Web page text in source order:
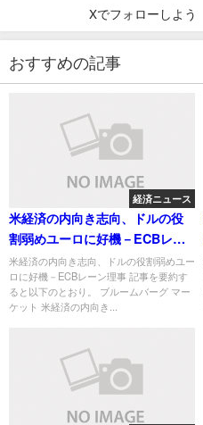
Xでフォローしよう
おすすめの記事
経済ニュース
米経済の内向き志向、ドルの役
割弱めユーロに好機－ECBレー
ン理事
米経済の内向き志向、ドルの役割弱めユー
ロに好機－ECBレーン理事 記事を要約す
ると以下のとおり。 ブルームバーグ マー
ケット 米経済の内向き...